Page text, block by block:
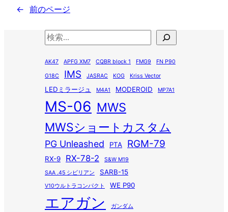
← 前のページ
検
AK47 APFG XM7 CQBR block 1 FMG9 FN P90
G18C IMS JASRAC KOG Kriss Vector
LEDミラージュ M4A1 MODEROID MP7A1
MS-06 MWS
MWSショートカスタム
PG Unleashed PTA RGM-79
RX-9 RX-78-2
S&W M19
SAA .45 シビリアン
SARB-15
V10ウルトラコンパクト WE P90
エアガン ガンダム